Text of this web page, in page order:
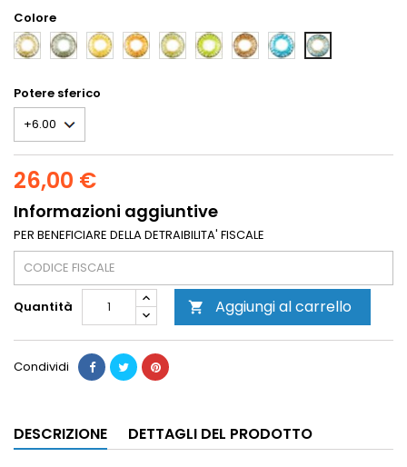
Colore
GREY STERLING
GREY
PURE-
HAZEL
HONEYGREENGEMSTONE-
GREEN
BROWNBRILLIANT-
BLUE
BLUE
Potere sferico
26,00 €
Informazioni aggiuntive
PER BENEFICIARE DELLA DETRAIBILITA' FISCALE
Quantità  Aggiungi al carrello
Condividi
DESCRIZIONE DETTAGLI DEL PRODOTTO